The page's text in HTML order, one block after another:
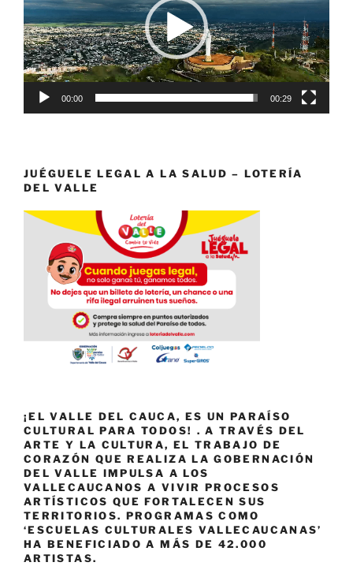
00:00 00:29
JUÉGUELE LEGAL A LA SALUD – LOTERÍA
DEL VALLE
¡EL VALLE DEL CAUCA, ES UN PARAÍSO
CULTURAL PARA TODOS! . A TRAVÉS DEL
ARTE Y LA CULTURA, EL TRABAJO DE
CORAZÓN QUE REALIZA LA GOBERNACIÓN
DEL VALLE IMPULSA A LOS
VALLECAUCANOS A VIVIR PROCESOS
ARTÍSTICOS QUE FORTALECEN SUS
TERRITORIOS. PROGRAMAS COMO
‘ESCUELAS CULTURALES VALLECAUCANAS’
HA BENEFICIADO A MÁS DE 42.000
ARTISTAS.